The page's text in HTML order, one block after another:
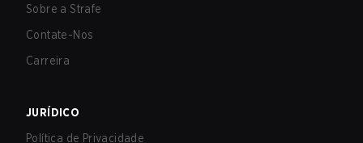
Sobre a Strafe
Contate-Nos
Carreira
JURÍDICO
Política de Privacidade